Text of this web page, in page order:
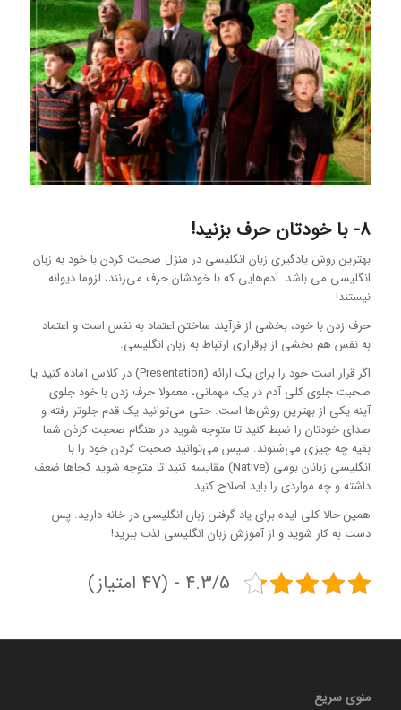
8- با خودتان حرف بزنید!
بهترین روش یادگیری زبان انگلیسی در منزل صحبت کردن با خود به زبان
انگلیسی می باشد. آدم‌هایی که با خودشان حرف می‌زنند، لزوما دیوانه
نیستند!
حرف زدن با خود، بخشی از فرآیند ساختن اعتماد به نفس است و اعتماد
به نفس هم بخشی از برقراری ارتباط به زبان انگلیسی.
اگر قرار است خود را برای یک ارائه (Presentation) در کلاس آماده کنید یا
صحبت جلوی کلی آدم در یک مهمانی، معمولا حرف زدن با خود جلوی
آینه یکی از بهترین روش‌ها است. حتی می‌توانید یک قدم جلوتر رفته و
صدای خودتان را ضبط کنید تا متوجه شوید در هنگام صحبت کرذن شما
بقیه چه چیزی می‌شنوند. سپس می‌توانید صحبت کردن خود را با
انگلیسی زبانان بومی (Native) مقایسه کنید تا متوجه شوید کجاها ضعف
داشته و چه مواردی را باید اصلاح کنید.
همین حالا کلی ایده برای یاد گرفتن زبان انگلیسی در خانه دارید. پس
دست به کار شوید و از آموزش زبان انگلیسی لذت ببرید!
4.3/5 - (47 امتیاز)
منوی سریع